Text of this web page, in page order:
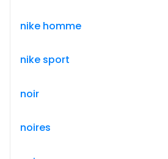
nike homme
nike sport
noir
noires